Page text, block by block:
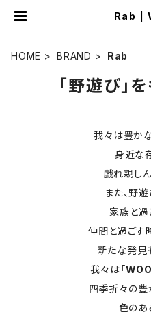
Rab |
HOME BRAND Rab
「野遊び」
我々は豊か
身近な
戯れ親しん
また、野遊
家族と過
仲間と過ごす
新たな発見
我々は「
四季折々の
色のあ